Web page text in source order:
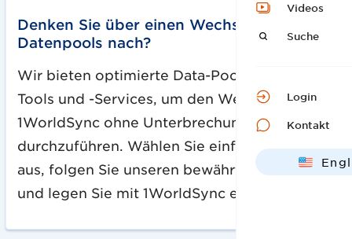
Videos
Suche
Login
Kontakt
Denken Sie über einen Wechsel des
Datenpools nach?
Wir bieten optimierte Data-Pool-Übergangs-
Tools und -Services, um den Wechsel zu
1WorldSync ohne Unterbrechungen
durchzuführen. Wählen Sie einfach ein Paket
aus, folgen Sie unseren bewährten Schritten,
und legen Sie mit 1WorldSync einfach los!